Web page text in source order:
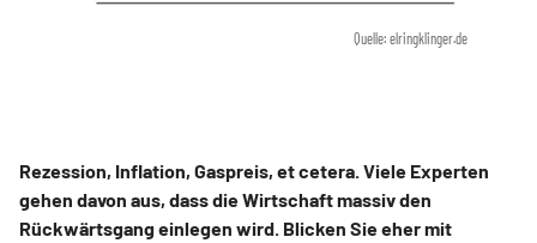
Quelle: elringklinger.de
Rezession, Inflation, Gaspreis, et cetera. Viele Experten
gehen davon aus, dass die Wirtschaft massiv den
Rückwärtsgang einlegen wird. Blicken Sie eher mit